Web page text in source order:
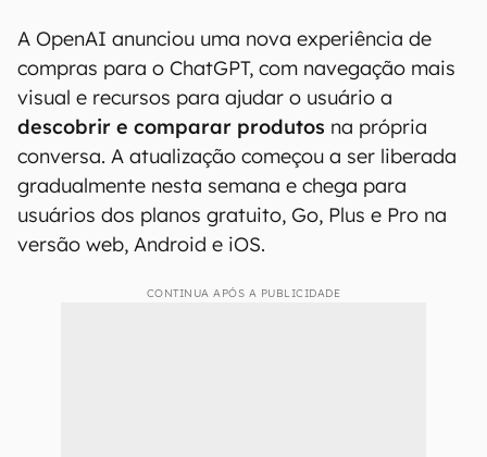
A OpenAI anunciou uma nova experiência de
compras para o ChatGPT, com navegação mais
visual e recursos para ajudar o usuário a
descobrir e comparar produtos na própria
conversa. A atualização começou a ser liberada
gradualmente nesta semana e chega para
usuários dos planos gratuito, Go, Plus e Pro na
versão web, Android e iOS.
CONTINUA APÓS A PUBLICIDADE